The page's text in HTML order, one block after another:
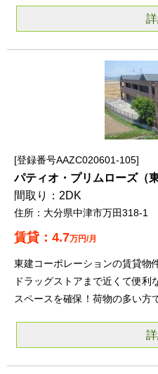
登録番号AAZC020601-105
パティオ・プリムローズ（
2DK
大分県中津市万田318-1
4.7万円/月
東建コーポレーションの賃貸物
ドラッグストアまで近くて便
スペースを確保！荷物の多い方